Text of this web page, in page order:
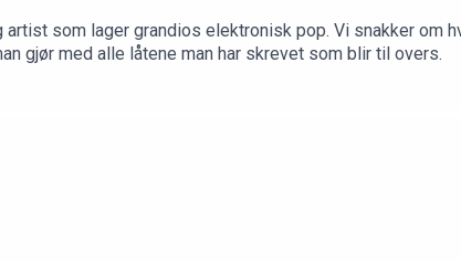
som lager grandios elektronisk pop. Vi snakker om
gjør med alle låtene man har skrevet som blir til overs.